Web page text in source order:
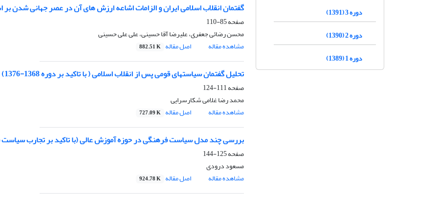
گفتمان انقلاب اسلامی ایران و الزامات اشاعه ارزش های آن در عصر جهانی شدن بر
صفحه85-110
محسن رضائی جعفری، علیرضا آقا حسینی، علی علی حسینی
مشاهده مقاله
اصل مقاله 882.51 K
تحلیل گفتمان سیاستهای قومی پس از انقلاب اسلامی ( با تاکید بر دوره 1368-1376)
صفحه111-124
محمد رضا غلامی شکارسرایی
مشاهده مقاله
اصل مقاله 727.09 K
بررسی چند مدل سیاست فرهنگی در حوزه آموزش عالی (با تاکید بر تجارب سیاست
صفحه125-144
مسعود درودی
مشاهده مقاله
اصل مقاله 924.78 K
دوره 3 (1391)
دوره 2 (1390)
دوره 1 (1389)